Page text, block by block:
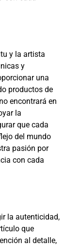
y la artista
y
una
productos de
encontrará en
la
que cada
del mundo
pasión por
con cada
la autenticidad,
que
al detalle,